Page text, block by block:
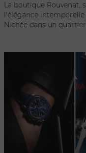
La boutique Rouvenat,
l'élégance
Nichée dans un
soigneusement conçu,
l'esthétique
clients de la boutique
univers où qualité,
harmonie, offrant une
cœur de la capitale de